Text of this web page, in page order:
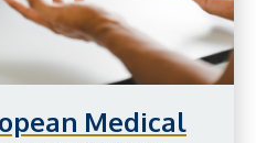
Medical